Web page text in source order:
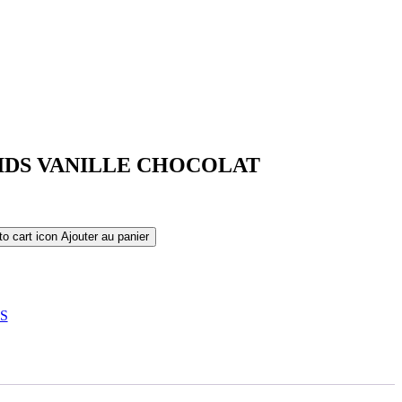
VANILLE CHOCOLAT
Ajouter au panier